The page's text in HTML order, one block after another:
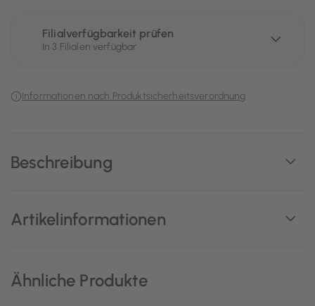
Beschreibung
Artikelinformationen
Filialverfügbarkeit prüfen
In 3 Filialen verfügbar
Informationen nach Produktsicherheitsverordnung